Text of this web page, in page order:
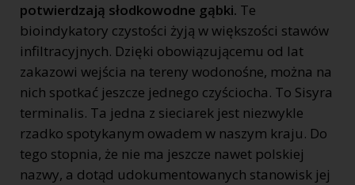
potwierdzają słodkowodne gąbki. Te
bioindykatory czystości żyją w większości stawów
infiltracyjnych. Dzięki obowiązującemu od lat
zakazowi wejścia na tereny wodonośne, można na
nich spotkać jeszcze jednego czyściocha. To Sisyra
terminalis. Ta jedna z sieciarek jest niezwykle
rzadko spotykanym owadem w naszym kraju. Do
tego stopnia, że nie ma jeszcze nawet polskiej
nazwy, a dotąd udokumentowanych stanowisk jej